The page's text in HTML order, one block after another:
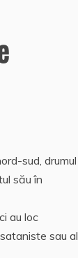
sud, drumul
său în
au loc
sau al